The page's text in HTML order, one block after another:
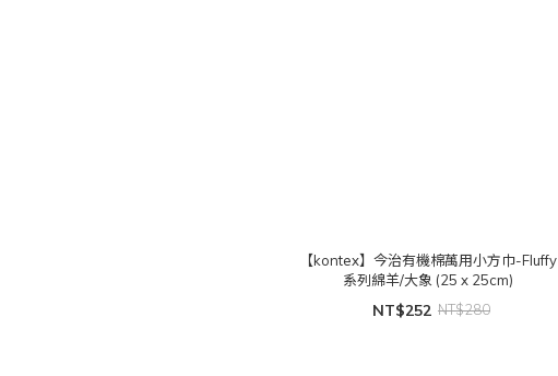
【kontex】今治有機棉萬用小方巾-Fluffy
系列綿羊/大象 (25 x 25cm)
NT$252 NT$280